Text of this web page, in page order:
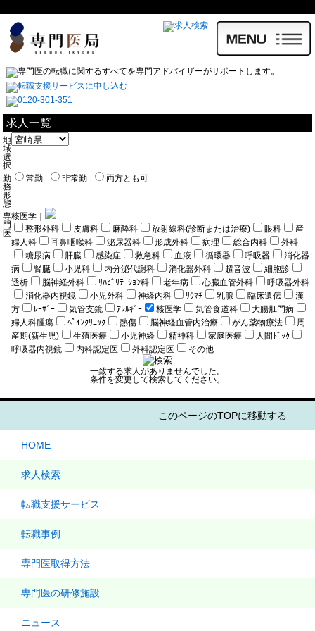
求人一覧
地
域
選
択
勤
務
形
態
常勤 非常勤 両方とも可
専
門
医
核医学｜
整形外科
皮膚科 麻酔科 放射線科(診断または治療) 眼科
産
婦人科
耳鼻咽喉科 泌尿器科 形成外科 病理 総合内科
外科
糖尿病
肝臓 感染症 救急科 血液 循環器 呼吸器
消化器
病
腎臓 小児科 内分泌代謝科 消化器外科 超音波
細胞診
透析
脳神経外科 ﾘﾊﾋﾞﾘﾃｰｼｮﾝ科 老年病 心臓血管外科
呼吸器外科
消化器内視鏡
小児外科 神経内科 ﾘｳﾏﾁ 乳腺 臨床遺伝
漢
方
ﾚｰｻﾞｰ 気管支鏡 ｱﾚﾙｷﾞｰ 核医学 気管食道科
大腸肛門病
婦人科腫瘍
ﾍﾟｲﾝｸﾘﾆｯｸ 熱傷 脳神経血管内治療 がん薬物療法
周
産期(新生児)
生殖医療 小児神経 精神科 家庭医療
人間ﾄﾞｯｸ
呼吸器内視鏡
内科認定医 外科認定医 その他
一致する求人がありませんでした。
条件を変更して検索してください。
このページのTOPに移動する
HOME
求人検索
転職支援サービス
転職事例
専門医取得方法
専門医の研修施設
ニュース